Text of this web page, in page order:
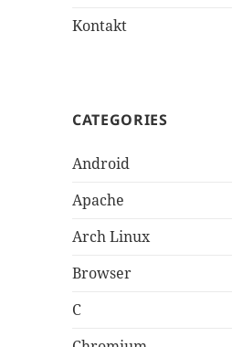
Kontakt
CATEGORIES
Android
Apache
Arch Linux
Browser
C